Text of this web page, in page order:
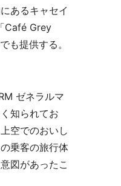
あるキャセイ
Café Grey
提供する。
ゼネラルマ
知られてお
空でのおいし
乗客の旅行体
図があったこ